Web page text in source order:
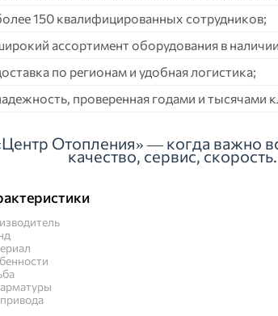
150 квалифицированных сотрудников;
ассортимент оборудования в
по регионам и удобная логистика;
проверенная годами и тысячами
Отопления» — когда важно
качество, сервис, скорость.